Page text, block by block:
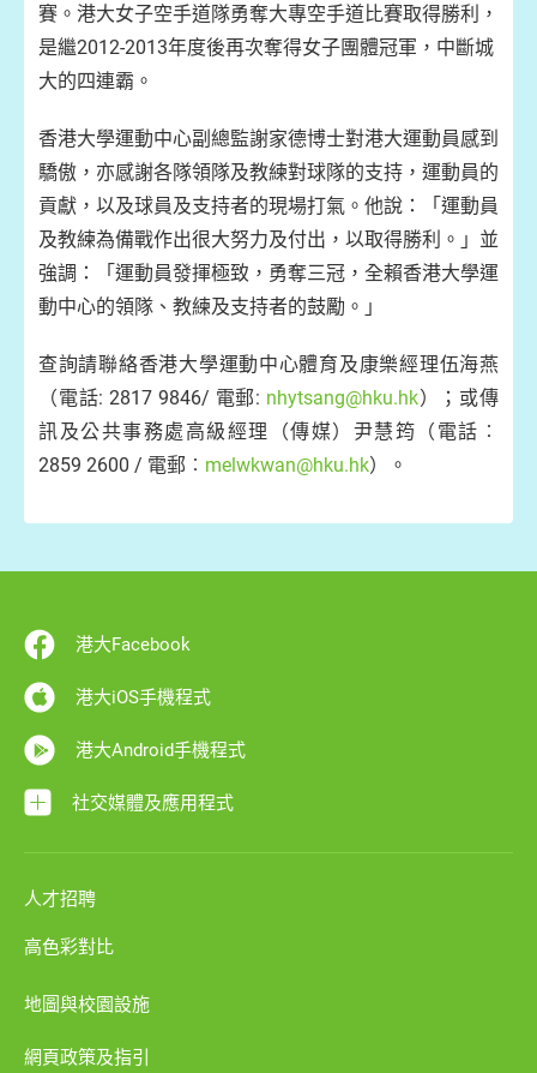
賽。港大女子空手道隊勇奪大專空手道比賽取得勝利，
是繼2012-2013年度後再次奪得女子團體冠軍，中斷城
大的四連霸。
香港大學運動中心副總監謝家德博士對港大運動員感到
驕傲，亦感謝各隊領隊及教練對球隊的支持，運動員的
貢獻，以及球員及支持者的現場打氣。他說：「運動員
及教練為備戰作出很大努力及付出，以取得勝利。」並
強調：「運動員發揮極致，勇奪三冠，全賴香港大學運
動中心的領隊、教練及支持者的鼓勵。」
查詢請聯絡香港大學運動中心體育及康樂經理伍海燕
（電話: 2817 9846/ 電郵: nhytsang@hku.hk）；或傳
訊及公共事務處高級經理（傳媒）尹慧筠（電話︰
2859 2600 / 電郵︰ melwkwan@hku.hk）。
港大Facebook
港大iOS手機程式
港大Android手機程式
社交媒體及應用程式
人才招聘
高色彩對比
地圖與校園設施
網頁政策及指引